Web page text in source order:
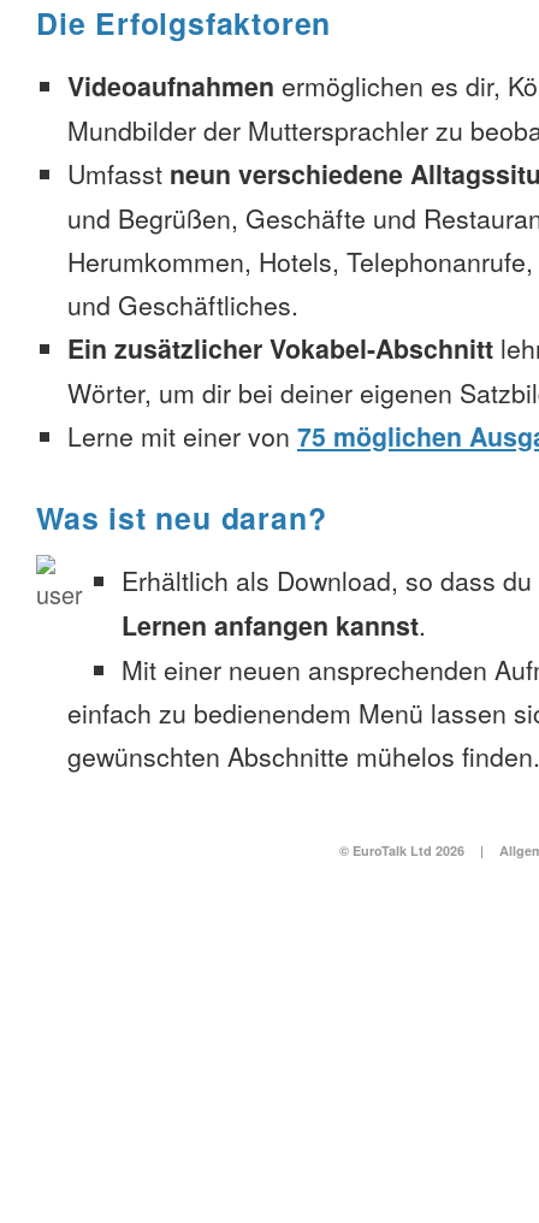
Die Erfolgsfaktoren
Videoaufnahmen ermöglichen es dir,
Mundbilder der Muttersprachler zu
Umfasst neun verschiedene
und Begrüßen, Geschäfte und
Herumkommen, Hotels,
und Geschäftliches.
Ein zusätzlicher Vokabel-Abschnitt
Wörter, um dir bei deiner eigenen
Lerne mit einer von 75 möglichen
Was ist neu daran?
Erhältlich als Download, so dass du
Lernen anfangen kannst.
Mit einer neuen ansprechenden
einfach zu bedienendem Menü lassen
gewünschten Abschnitte mühelos finden.
© EuroTalk Ltd 2026 |